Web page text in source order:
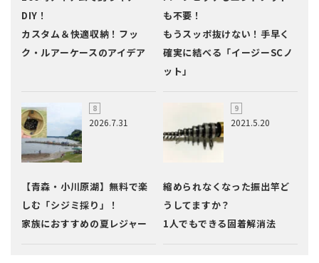
DIY！
カスタム＆快適収納！フッ
ク・ルアーケースのアイデア
も不要！
もうスッポ抜けない！手早く
確実に結べる「イージーSCノ
ット」
2026.7.31
【青森・小川原湖】無料で楽
しむ「シジミ採り」！
家族におすすめの夏レジャー
2021.5.20
縮められなくなった振出竿ど
うしてますか？
1人でもできる固着解消法